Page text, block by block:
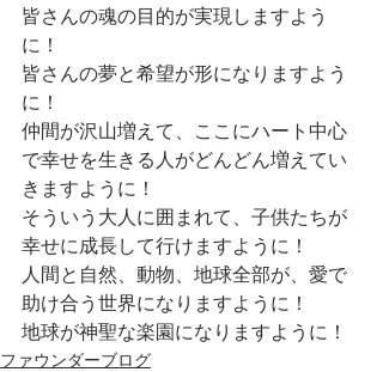
皆さんの魂の目的が実現しますよう
に！
皆さんの夢と希望が形になりますよう
に！
仲間が沢山増えて、ここにハート中心
で幸せを生きる人がどんどん増えてい
きますように！
そういう大人に囲まれて、子供たちが
幸せに成長して行けますように！
人間と自然、動物、地球全部が、愛で
助け合う世界になりますように！
地球が神聖な楽園になりますように！
ファウンダーブログ